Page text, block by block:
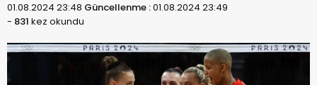
01.08.2024 23:48 Güncellenme :01.08.2024 23:49
- 831 kez okundu